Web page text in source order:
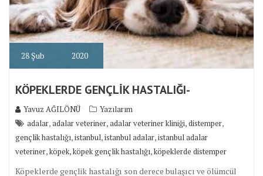
28 Şub 2020
KÖPEKLERDE GENÇLİK HASTALIĞI-
Yavuz AĞILÖNÜ
Yazılarım
adalar,adalar veteriner,adalar veteriner kliniği,distemper,
gençlik hastalığı,istanbul,istanbul adalar,istanbul adalar
veteriner,köpek,köpek gençlik hastalığı,köpeklerde distemper
Köpeklerde gençlik hastalığı son derece bulaşıcı ve ölümcül